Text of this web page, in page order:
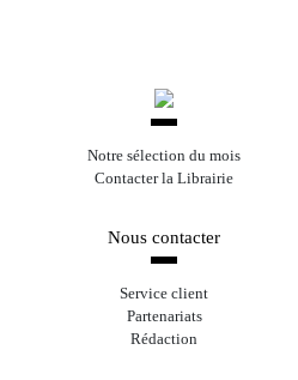
Notre sélection du mois
Contacter la Librairie
Nous contacter
Service client
Partenariats
Rédaction